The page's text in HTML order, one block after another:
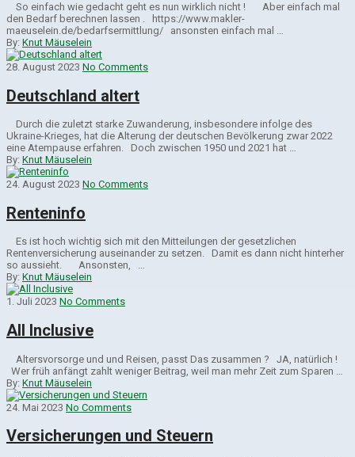
So einfach wie gedacht geht es nun wirklich nicht ! Aber einfach mal
den Bedarf berechnen lassen . https://www.makler-
maeuselein.de/bedarfsermittlung/ ansonsten einfach mal …
By: Knut Mäuselein
28. August 2023 No Comments
Deutschland altert
Durch die zuletzt starke Zuwanderung, insbesondere infolge des
Ukraine-Krieges, hat die Alterung der deutschen Bevölkerung zwar 2022
eine Atempause erfahren. Doch zwischen 1950 und 2021 hat …
By: Knut Mäuselein
24. August 2023 No Comments
Renteninfo
Es ist hoch wichtig sich mit den Mitteilungen der gesetzlichen
Rentenversicherung auseinander zu setzen. Damit es dann nicht hinterher
so aussieht. Ansonsten, …
By: Knut Mäuselein
1. Juli 2023 No Comments
All Inclusive
Altersvorsorge und und Reisen, passt Das zusammen ? JA, natürlich !
Wer früh anfängt zahlt weniger Beitrag, weil man mehr Zeit zum Sparen …
By: Knut Mäuselein
24. Mai 2023 No Comments
Versicherungen und Steuern